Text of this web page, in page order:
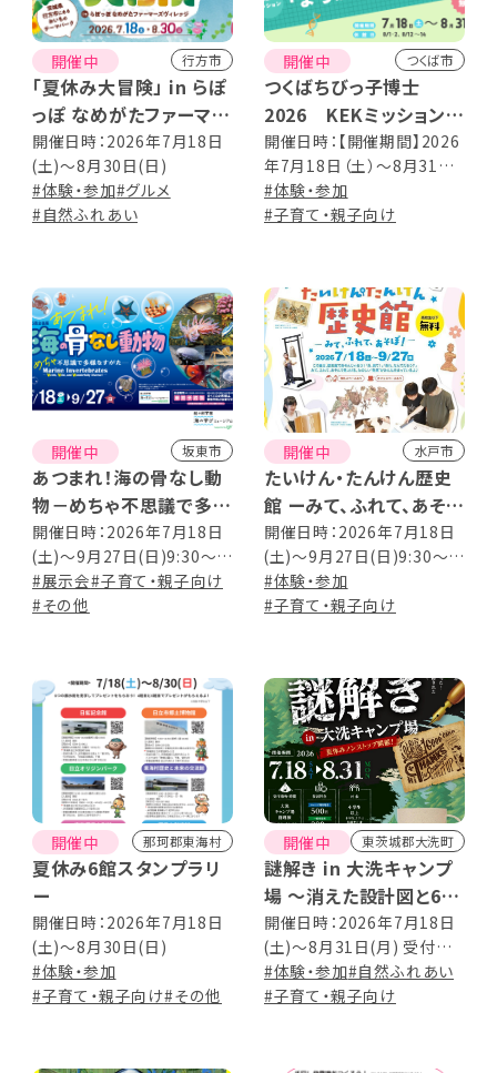
開催中 行方市
「夏休み大冒険」 in らぽ
っぽ なめがたファーマー
ズヴィレッジ
開催日時：2026年7月18日
(土)～8月30日(日)
#体験・参加#グルメ
#自然ふれあい
開催中 つくば市
つくばちびっ子博士
2026 KEKミッション
「まちがいを発見せよ！」
を開催します
開催日時：【開催期間】2026
年7月18日（土）～8月31日
（月） 休館日：8月1日（土）〜
2日（日）、12日（水）〜14日
#体験・参加
#子育て・親子向け
開催中 坂東市
あつまれ！海の骨なし動
物－めちゃ不思議で多様
なすがた－
開催日時：2026年7月18日
(土)～9月27日(日)9:30～
17:00(入館は16:30まで) 休
館日：毎週月曜日(月曜日が
公開 ※お盆期間【8/11(火
祝)～8/16(日)】は事前予約
#展示会#子育て・親子向け
#その他
開催中 水戸市
たいけん・たんけん歴史
館 ーみて、ふれて、あそ
ぼ！ー
開催日時：2026年7月18日
(土)～9月27日(日)9:30～
17:00(入館は16:30まで) 休
館日：期間中の月曜日(但し、
お休み)
#体験・参加
#子育て・親子向け
開催中 那珂郡東海村
夏休み6館スタンプラリ
ー
開催日時：2026年7月18日
(土)～8月30日(日)
#体験・参加
#子育て・親子向け#その他
開催中 東茨城郡大洗町
謎解き in 大洗キャンプ
場 ～消えた設計図と6つ
の手がかり～
開催日時：2026年7月18日
(土)～8月31日(月) 受付時
間：9時～16時 開催期間中
無休
#体験・参加#自然ふれあい
#子育て・親子向け